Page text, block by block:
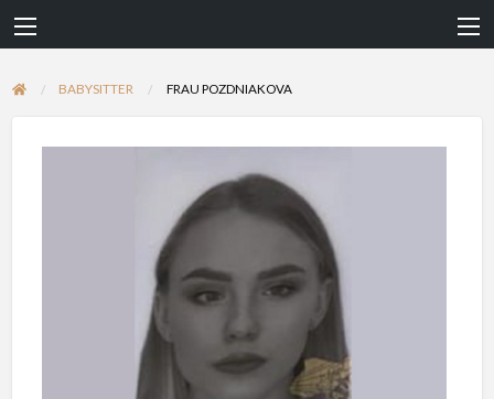
BABYSITTER FRAU POZDNIAKOVA